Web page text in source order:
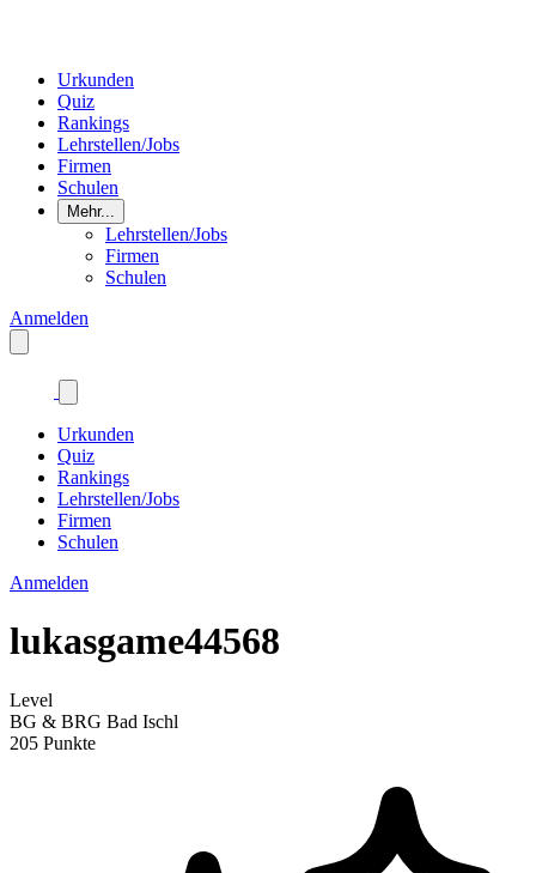
Urkunden
Quiz
Rankings
Lehrstellen/Jobs
Firmen
Schulen
Mehr...
Lehrstellen/Jobs
Firmen
Schulen
Anmelden
Urkunden
Quiz
Rankings
Lehrstellen/Jobs
Firmen
Schulen
Anmelden
lukasgame44568
Level
BG & BRG Bad Ischl
205 Punkte